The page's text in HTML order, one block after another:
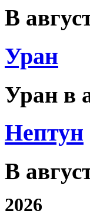
В
Уран
Уран в
Нептун
В
2026